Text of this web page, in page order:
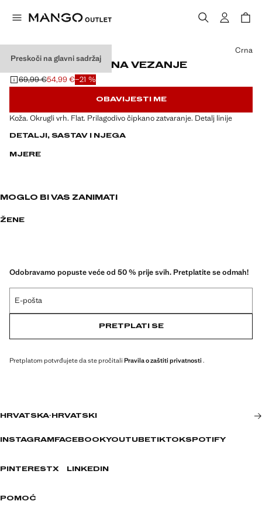
Preskoči na glavni sadržaj
KOŽNE TENISICE NA VEZANJE
Početna cijena prekrižena [69,99 € ]
69,99 €
Trenutačna cijena [54,99 € ]
54,99 €−21 %
Odaberite boju
Crna
OBAVIJESTI ME
Koža. Okrugli vrh. Flat. Prilagodivo čipkano zatvaranje. Detalj linije
DETALJI, SASTAV I NJEGA
MJERE
MOGLO BI VAS ZANIMATI
ŽENE
Odobravamo popuste veće od 50 % prije svih. Pretplatite se odmah!
E-pošta
PRETPLATI SE
Pretplatom potvrđujete da ste pročitali Pravila o zaštiti privatnosti .
HRVATSKA· HRVATSKI
INSTAGRAM FACEBOOKYOUTUBETIKTOKSPOTIFY
PINTERESTX LINKEDIN
POMOĆ